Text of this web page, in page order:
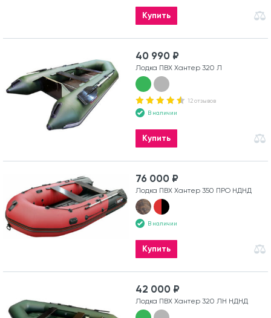
Купить
40 990 ₽
Лодка ПВХ Хантер 320 Л
12 отзывов
В наличии
Купить
76 000 ₽
Лодка ПВХ Хантер 350 ПРО НДНД
В наличии
Купить
42 000 ₽
Лодка ПВХ Хантер 320 ЛН НДНД